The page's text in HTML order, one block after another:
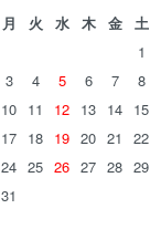
月 火 水 木 金
土
1
3 4 5 6 7
8
10 11 12 13 14 15
17 18 19 20 21
22
24 25 26 27 28 29
31